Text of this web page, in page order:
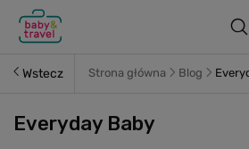
Wstecz Strona główna Blog
Everyday Baby